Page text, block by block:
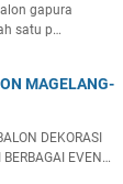
gapura
satu p…
MAGELANG-
DEKORASI
BERBAGAI EVEN…